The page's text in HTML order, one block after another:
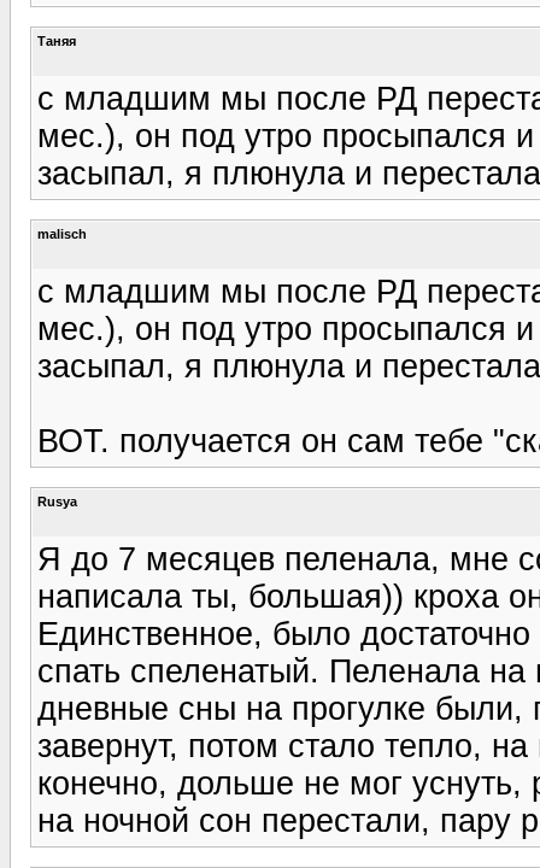
Таняя
с младшим мы после РД
мес.), он под утро просыпался
засыпал, я плюнула и
malisch
с младшим мы после РД
мес.), он под утро просыпался
засыпал, я плюнула и
ВОТ. получается он сам тебе
Rusya
Я до 7 месяцев пеленала, мне
написала ты, большая)) кроха
Единственное, было
спать спеленатый. Пеленала
дневные сны на прогулке были,
завернут, потом стало тепло,
конечно, дольше не мог
на ночной сон перестали, пару